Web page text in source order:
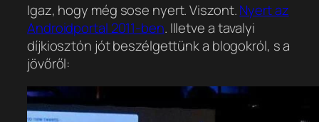
Igaz, hogy még sose nyert. Viszont.Nyert az
Androidportal 2011-ben. Illetve a tavalyi
díjkiosztón jót beszélgettünk a blogokról, s a
jövőről: